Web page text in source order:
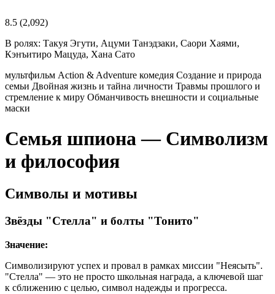
8.5 (2,092)
В ролях: Такуя Эгути, Ацуми Танэдзаки, Саори Хаями,
Кэнъитиро Мацуда, Хана Сато
мультфильм Action & Adventure комедия Создание и природа
семьи Двойная жизнь и тайна личности Травмы прошлого и
стремление к миру Обманчивость внешности и социальные
маски
Семья шпиона — Символизм
и философия
Символы и мотивы
Звёзды "Стелла" и болты "Тонито"
Значение:
Символизируют успех и провал в рамках миссии "Неясыть".
"Стелла" — это не просто школьная награда, а ключевой шаг
к сближению с целью, символ надежды и прогресса.